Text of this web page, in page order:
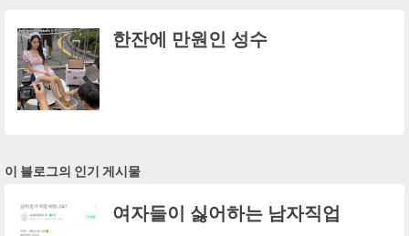
한잔에 만원인 성수
이 블로그의 인기 게시물
여자들이 싫어하는 남자직업